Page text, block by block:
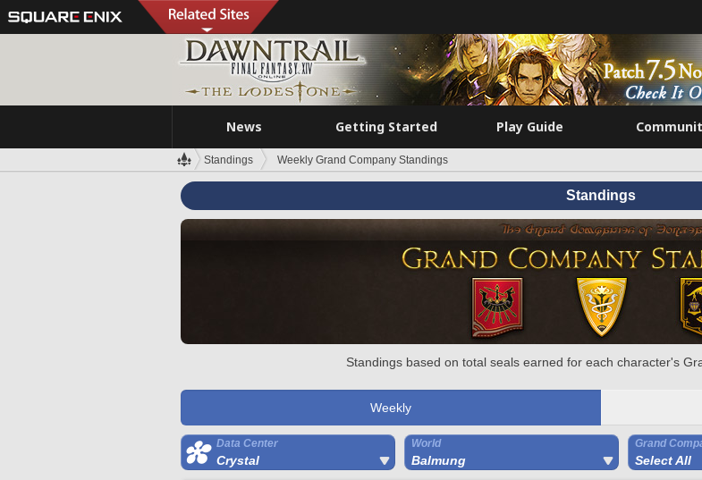
News Getting Started Play Guide
Standings Weekly Grand Company Standings
Standings
Standings based on total seals earned for each character's
Weekly
Data Center
Crystal
World
Balmung
Grand
Select All